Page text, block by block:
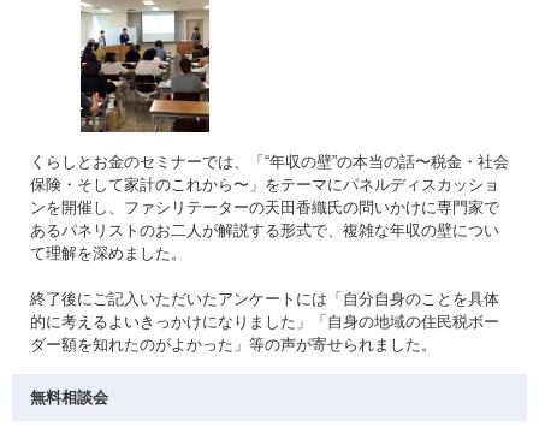
くらしとお金のセミナーでは、「“年収の壁”の本当の話〜税金・社会
保険・そして家計のこれから〜」をテーマにパネルディスカッショ
ンを開催し、ファシリテーターの天田香織氏の問いかけに専門家で
あるパネリストのお二人が解説する形式で、複雑な年収の壁につい
て理解を深めました。
終了後にご記入いただいたアンケートには「自分自身のことを具体
的に考えるよいきっかけになりました」「自身の地域の住民税ボー
ダー額を知れたのがよかった」等の声が寄せられました。
無料相談会